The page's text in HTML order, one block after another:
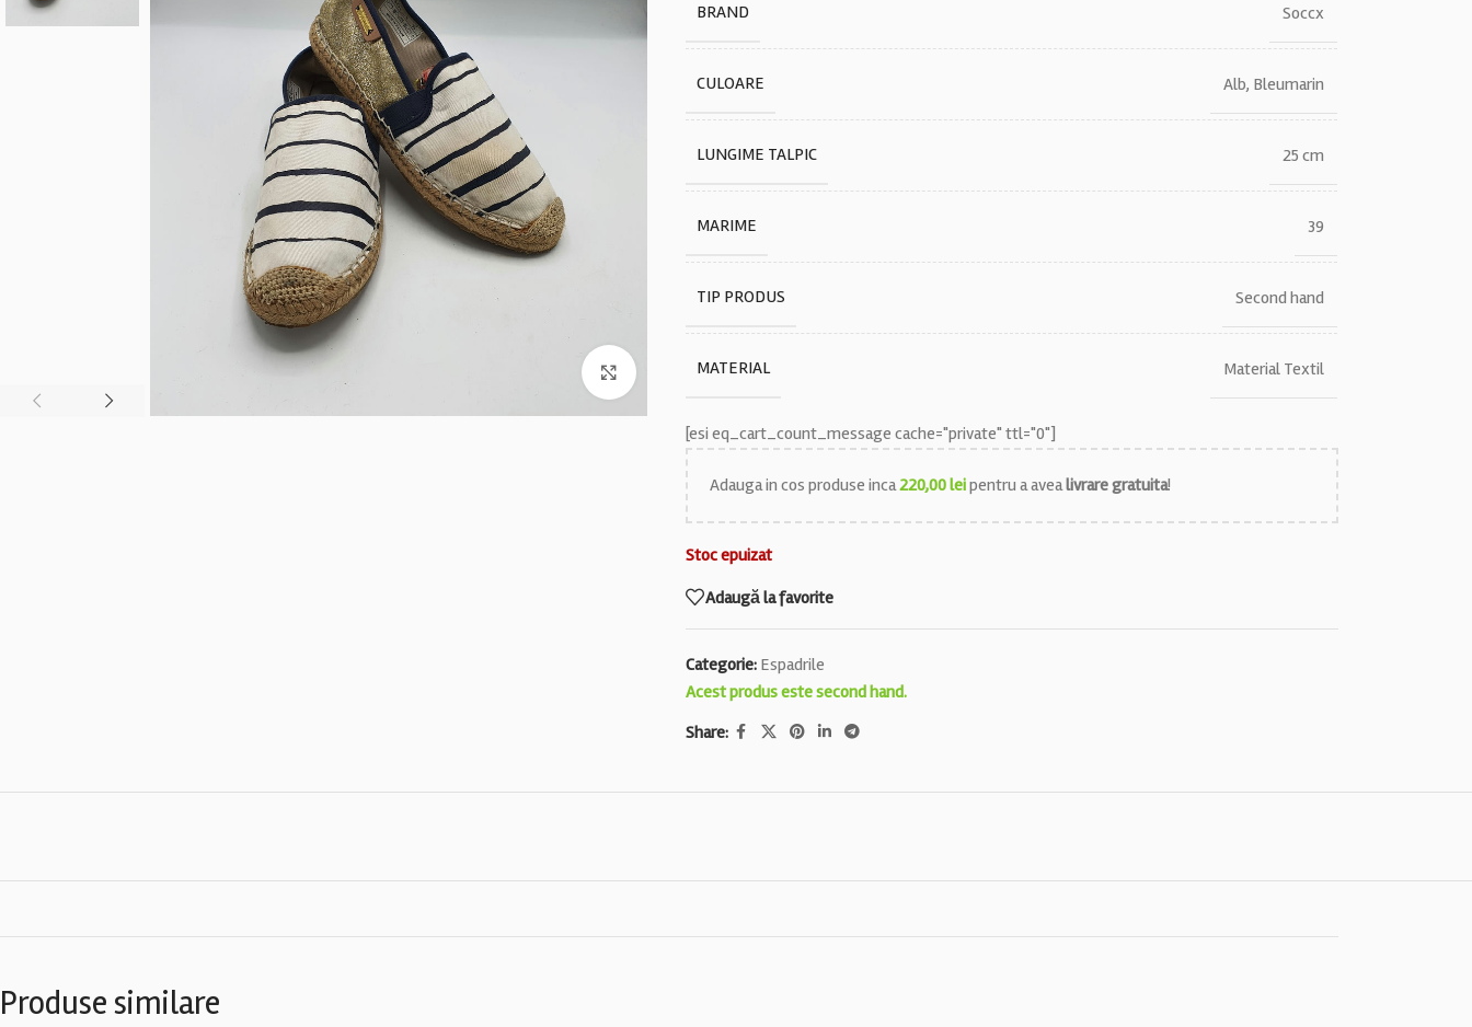
Faceți click pentru a mări
BRAND Soccx
CULOARE Alb, Bleumarin
LUNGIME TALPIC 25 cm
MARIME 39
TIP PRODUS Second hand
MATERIAL Material Textil
[esi eq_cart_count_message cache="private" ttl="0"]
Adauga in cos produse inca220,00leipentru a avealivrare gratuita!
Stoc epuizat
Adaugă la favorite
Categorie: Espadrile
Acest produs este second hand.
Share:
Produse similare